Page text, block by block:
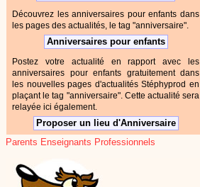
Découvrez les anniversaires pour enfants dans
les pages des actualités, le tag "anniversaire".
Anniversaires pour enfants
Postez votre actualité en rapport avec les
anniversaires pour enfants gratuitement dans
les nouvelles pages d'actualités Stéphyprod en
plaçant le tag "anniversaire". Cette actualité sera
relayée ici également.
Proposer un lieu d'Anniversaire
Parents Enseignants Professionnels